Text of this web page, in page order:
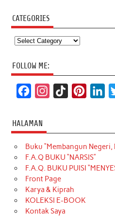
CATEGORIES
Categories
FOLLOW ME:
c
e
b
o
o
k
t
a
g
r
a
m
T
o
k
t
e
r
k
e
d
HALAMAN
Buku “Membangun
F.A.Q BUKU “NARSIS”
F.A.Q. BUKU PUISI
Front Page
Karya & Kiprah
KOLEKSI E-BOOK
Kontak Saya